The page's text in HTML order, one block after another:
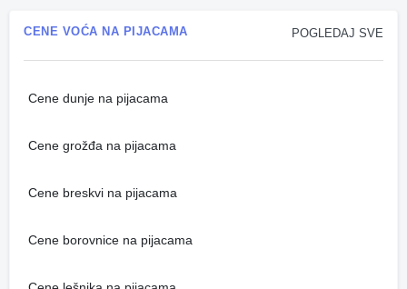
POGLEDAJ SVE
CENE VOĆA NA PIJACAMA
Cene dunje na pijacama
Cene grožđa na pijacama
Cene breskvi na pijacama
Cene borovnice na pijacama